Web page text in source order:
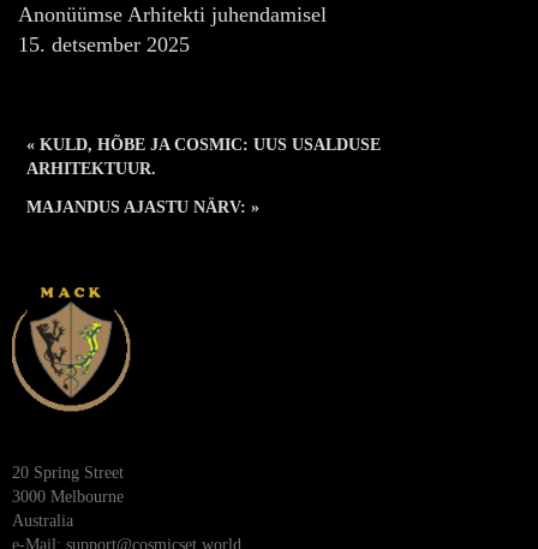
Anonüümse Arhitekti juhendamisel
15. detsember 2025
« KULD, HÕBE JA COSMIC: UUS USALDUSE
ARHITEKTUUR.
MAJANDUS AJASTU NÄRV: »
20 Spring Street
3000 Melbourne
Australia
e-Mail: support@cosmicset.world